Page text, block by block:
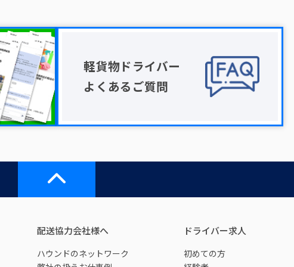
軽貨物ドライバー
よくあるご質問
配送協力会社様へ
ハウンドのネットワーク
ドライバー求人
初めての方